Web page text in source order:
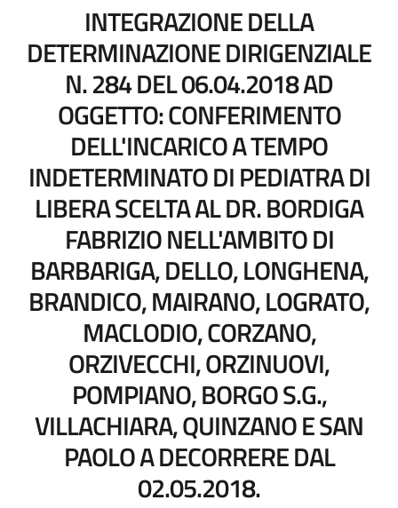
INTEGRAZIONE DELLA
DETERMINAZIONE DIRIGENZIALE
N. 284 DEL 06.04.2018 AD
OGGETTO: CONFERIMENTO
DELL'INCARICO A TEMPO
INDETERMINATO DI PEDIATRA DI
LIBERA SCELTA AL DR. BORDIGA
FABRIZIO NELL'AMBITO DI
BARBARIGA, DELLO, LONGHENA,
BRANDICO, MAIRANO, LOGRATO,
MACLODIO, CORZANO,
ORZIVECCHI, ORZINUOVI,
POMPIANO, BORGO S.G.,
VILLACHIARA, QUINZANO E SAN
PAOLO A DECORRERE DAL
02.05.2018.